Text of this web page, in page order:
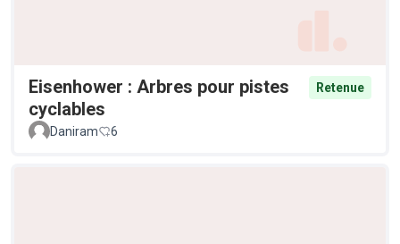
Eisenhower : Arbres pour pistes
cyclables
Retenue
Daniram 6